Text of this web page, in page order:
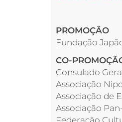
PROMOÇÃO
Fundação
CO-
Consulado
Associação
Associação de
Associação
Federação